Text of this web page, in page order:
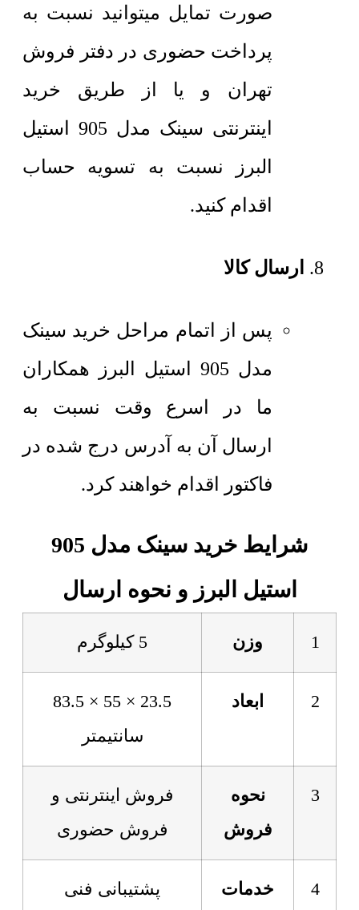
صورت تمایل میتوانید نسبت به
پرداخت حضوری در دفتر فروش
تهران و یا از طریق خرید
اینترنتی سینک مدل 905 استیل
البرز نسبت به تسویه حساب
اقدام کنید.
ارسال کالا
پس از اتمام مراحل خرید سینک
مدل 905 استیل البرز همکاران
ما در اسرع وقت نسبت به
ارسال آن به آدرس درج شده در
فاکتور اقدام خواهند کرد.
شرایط خرید سینک مدل 905
استیل البرز و نحوه ارسال
1 وزن 5 کیلوگرم
2 ابعاد
23.5 × 55 × 83.5
سانتیمتر
3
نحوه
فروش
فروش اینترنتی و
فروش حضوری
4
خدمات
پشتیبانی فنی